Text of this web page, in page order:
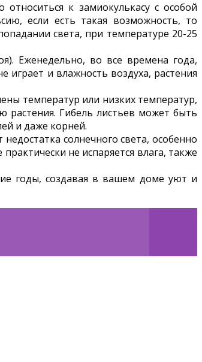
к замиокулькасу с особой
если есть такая возможность, то
света, при температуре 20-25
Еженедельно, во все времена года,
и влажность воздуха, растения
температур или низких температур,
растения. Гибель листьев может быть
и даже корней.
солнечного света, особенно
не испаряется влага, также
годы, создавая в вашем доме уют и